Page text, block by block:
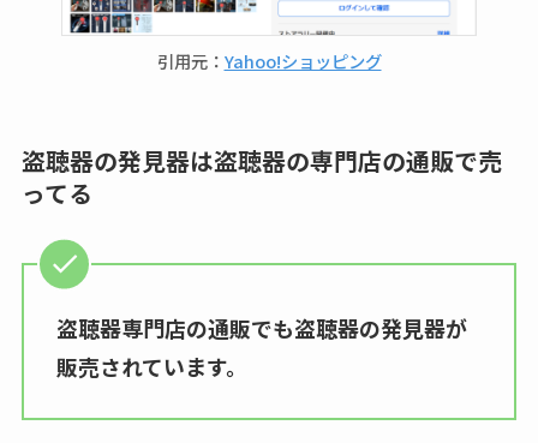
引用元： Yahoo!ショッピング
盗聴器の発見器は盗聴器の専門店の通販で売
ってる
盗聴器専門店の通販でも盗聴器の発見器が
販売されています。